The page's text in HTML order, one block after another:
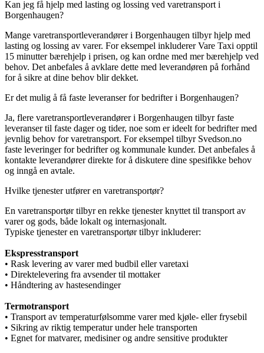
Kan jeg få hjelp med lasting og lossing ved varetransport i
Borgenhaugen?
Mange varetransportleverandører i Borgenhaugen tilbyr hjelp med
lasting og lossing av varer. For eksempel inkluderer Vare Taxi opptil
15 minutter bærehjelp i prisen, og kan ordne med mer bærehjelp ved
behov. Det anbefales å avklare dette med leverandøren på forhånd
for å sikre at dine behov blir dekket.
Er det mulig å få faste leveranser for bedrifter i Borgenhaugen?
Ja, flere varetransportleverandører i Borgenhaugen tilbyr faste
leveranser til faste dager og tider, noe som er ideelt for bedrifter med
jevnlig behov for varetransport. For eksempel tilbyr Svedson.no
faste leveringer for bedrifter og kommunale kunder. Det anbefales å
kontakte leverandører direkte for å diskutere dine spesifikke behov
og inngå en avtale.
Hvilke tjenester utfører en varetransportør?
En varetransportør tilbyr en rekke tjenester knyttet til transport av
varer og gods, både lokalt og internasjonalt.
Typiske tjenester en varetransportør tilbyr inkluderer:
Ekspresstransport
• Rask levering av varer med budbil eller varetaxi
• Direktelevering fra avsender til mottaker
• Håndtering av hastesendinger
Termotransport
• Transport av temperaturfølsomme varer med kjøle- eller frysebil
• Sikring av riktig temperatur under hele transporten
• Egnet for matvarer, medisiner og andre sensitive produkter